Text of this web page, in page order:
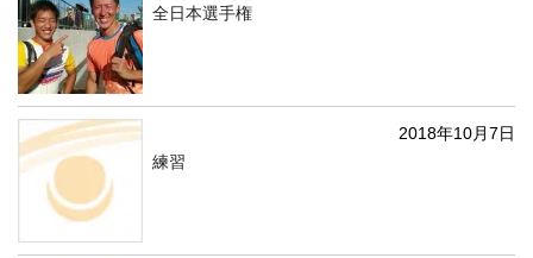
全日本選手権
2018年10月7日
練習